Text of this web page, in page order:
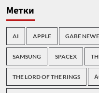
Метки
AI APPLE GABE
SAMSUNG SPACEX
THE LORD OF THE RINGS